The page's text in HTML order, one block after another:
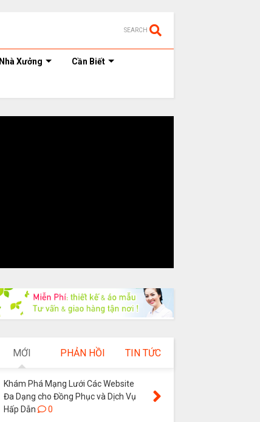
SEARCH
Nhà Xưởng Cần Biết
MỚI PHẢN HỒI TIN TỨC
Khám Phá Mạng Lưới Các Website
Đa Dạng cho Đồng Phục và Dịch Vụ
Hấp Dẫn
0